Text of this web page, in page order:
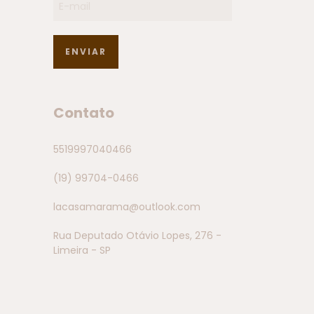
Contato
5519997040466
(19) 99704-0466
lacasamarama@outlook.com
Rua Deputado Otávio Lopes, 276 -
Limeira - SP